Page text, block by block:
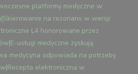
NOWOCZESNEJ
OPIEKI
NA
BADANIA
platformy medyczne w
na rezonans w wersji
L4 honorowane przez
usługi medyczne zyskują
medycyna odpowiada na potrzeby
elektroniczna w